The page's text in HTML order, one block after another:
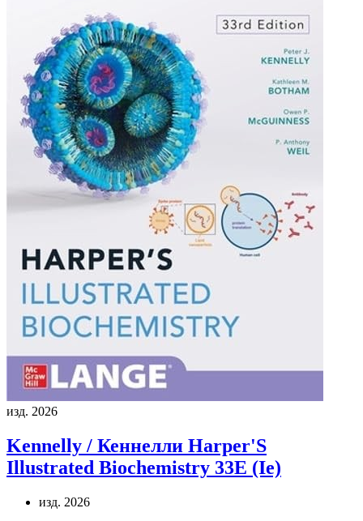
изд. 2026
Kennelly / Кеннелли Harper'S
Illustrated Biochemistry 33E (Ie)
изд. 2026